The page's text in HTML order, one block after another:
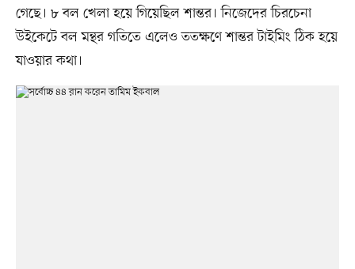
গেছে। ৮ বল খেলা হয়ে গিয়েছিল শান্তর। নিজেদের চিরচেনা
উইকেটে বল মন্থর গতিতে এলেও ততক্ষণে শান্তর টাইমিং ঠিক হয়ে
যাওয়ার কথা।